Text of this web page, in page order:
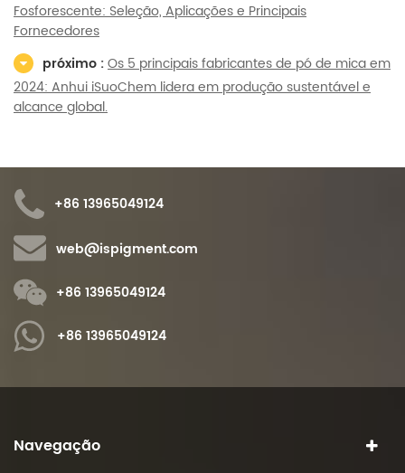
Fosforescente: Seleção, Aplicações e Principais
Fornecedores
próximo :Os 5 principais fabricantes de pó de mica em
2024: Anhui iSuoChem lidera em produção sustentável e
alcance global.
+86 13965049124
web@ispigment.com
+86 13965049124
+86 13965049124
Navegação